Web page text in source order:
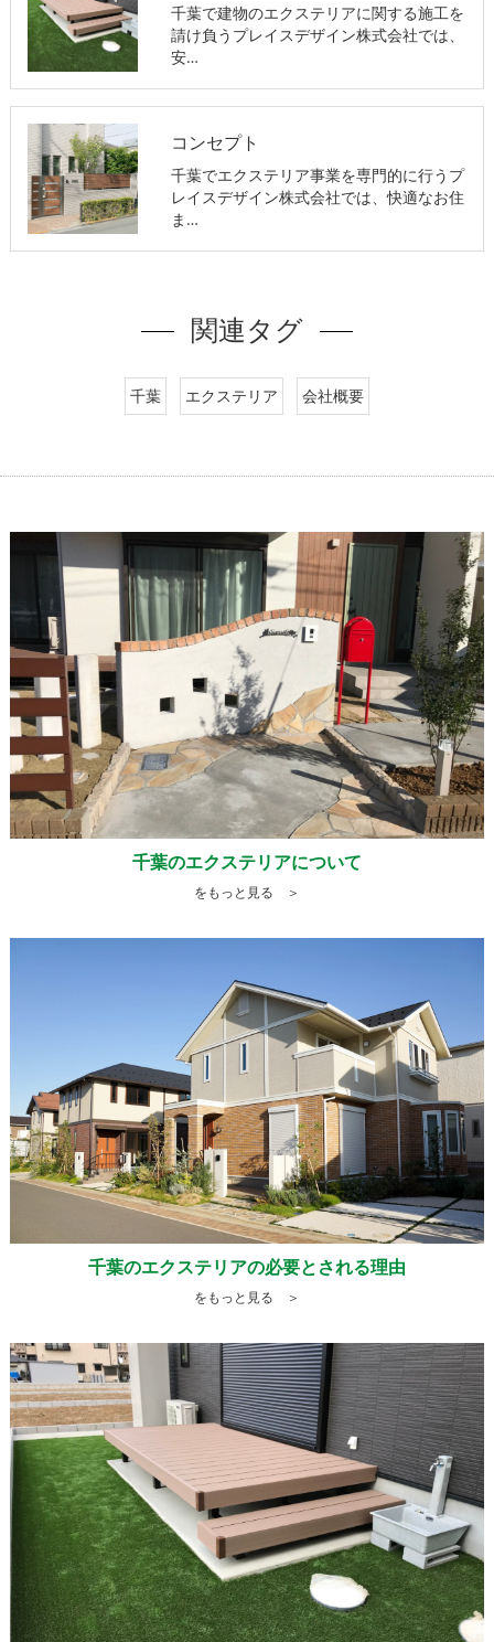
千葉で建物のエクステリアに関する施工を
請け負うプレイスデザイン株式会社では、
安…
コンセプト
千葉でエクステリア事業を専門的に行うプ
レイスデザイン株式会社では、快適なお住
ま…
関連タグ
千葉 エクステリア 会社概要
千葉のエクステリアについて
をもっと見る ＞
千葉のエクステリアの必要とされる理由
をもっと見る ＞